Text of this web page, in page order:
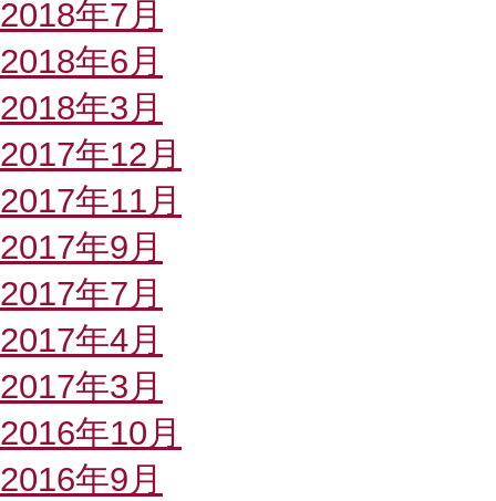
2018年7月
2018年6月
2018年3月
2017年12月
2017年11月
2017年9月
2017年7月
2017年4月
2017年3月
2016年10月
2016年9月